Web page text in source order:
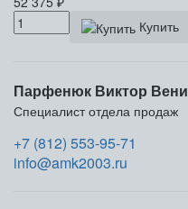
Купить
Парфенюк Виктор
Специалист отдела продаж
+7 (812) 553-95-71
info@amk2003.ru